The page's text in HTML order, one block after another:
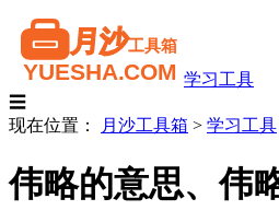
学习工具
☰
现在位置：
月沙工具箱 > 学习工具
伟略的意思、伟